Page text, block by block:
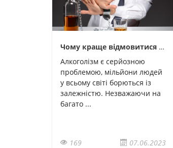
Чому краще відмовитися від алкоголю
Алкоголізм є серйозною
проблемою, мільйони людей
у всьому світі борються із
залежністю. Незважаючи на
багато ...
169 07.06.2023